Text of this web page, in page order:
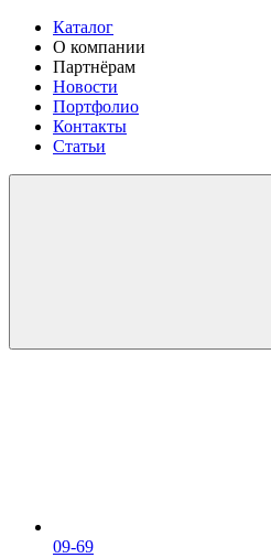
Каталог
О компании
Партнёрам
Новости
Портфолио
Контакты
Статьи
09-69